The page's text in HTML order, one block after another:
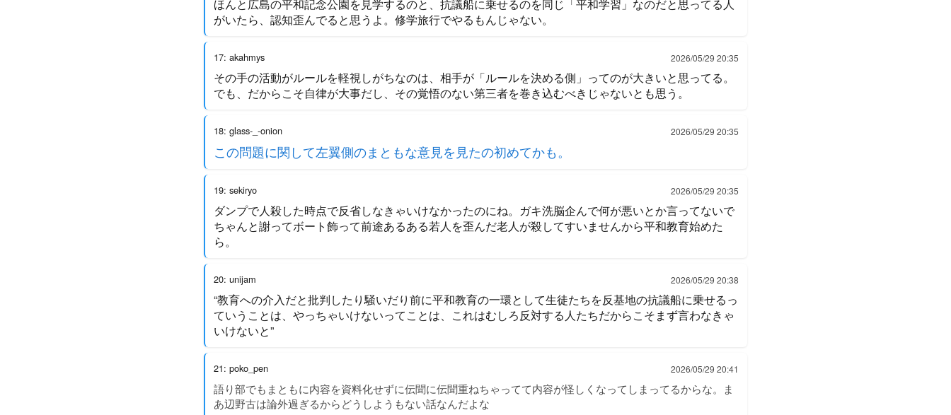
ほんと広島の平和記念公園を見学するのと、抗議船に乗せるのを同じ「平和学習」なのだと思ってる人
がいたら、認知歪んでると思うよ。修学旅行でやるもんじゃない。
17: akahmys 2026/05/29 20:35
その手の活動がルールを軽視しがちなのは、相手が「ルールを決める側」ってのが大きいと思ってる。
でも、だからこそ自律が大事だし、その覚悟のない第三者を巻き込むべきじゃないとも思う。
18: glass-_-onion 2026/05/29 20:35
この問題に関して左翼側のまともな意見を見たの初めてかも。
19: sekiryo 2026/05/29 20:35
ダンプで人殺した時点で反省しなきゃいけなかったのにね。ガキ洗脳企んで何が悪いとか言ってないで
ちゃんと謝ってボート飾って前途あるある若人を歪んだ老人が殺してすいませんから平和教育始めた
ら。
20: unijam 2026/05/29 20:38
“教育への介入だと批判したり騒いだり前に平和教育の一環として生徒たちを反基地の抗議船に乗せるっ
ていうことは、やっちゃいけないってことは、これはむしろ反対する人たちだからこそまず言わなきゃ
いけないと”
21: poko_pen 2026/05/29 20:41
語り部でもまともに内容を資料化せずに伝聞に伝聞重ねちゃってて内容が怪しくなってしまってるからな。ま
あ辺野古は論外過ぎるからどうしようもない話なんだよな